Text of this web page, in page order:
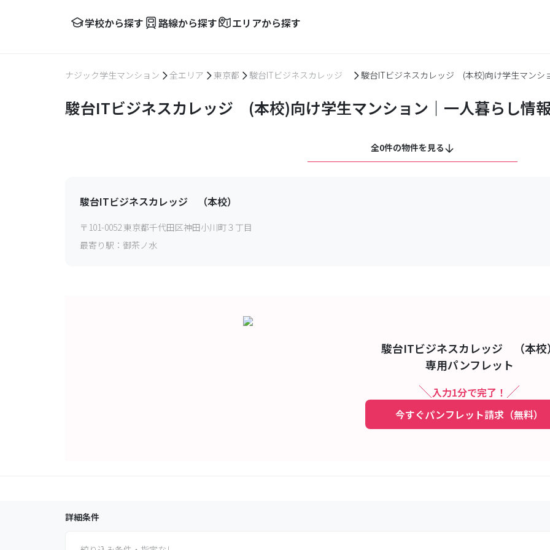
学校から探す 路線から探す エリアから探す
ナジック学生マンション 全エリア 東京都 駿台ITビジネスカレッジ 駿台ITビジネスカレッジ (本校)向け学生マンシ
駿台ITビジネスカレッジ (本校)向け学生マンション｜一人暮らし情
全0件の物件を見る
駿台ITビジネスカレッジ （本校）
〒 101-0052東京都千代田区神田小川町３丁目
最寄り駅： 御茶ノ水
駿台ITビジネスカレッジ （本校
専用パンフレット
入力1分で完了！
今すぐパンフレット請求（無料）
詳細条件